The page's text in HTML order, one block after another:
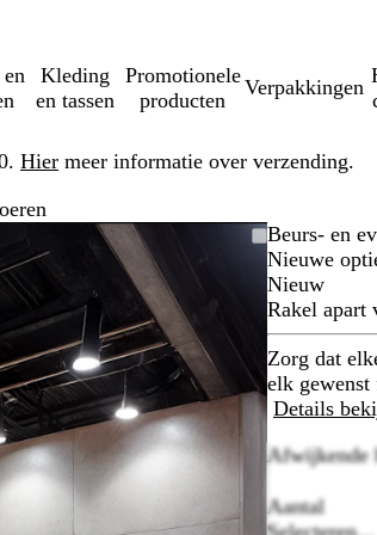
Kleding
en tassen
Promotionele
producten
Verpakkingen
Hier meer informatie over verzending.
Beurs- en
Nieuwe
Nieuw
Rakel apart
Zorg dat
elk
Details
Afwijkende
Aantal